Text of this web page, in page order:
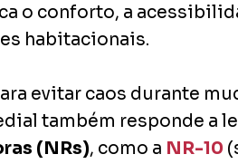
o conforto, a
habitacionais.
evitar caos durante
também responde a
(NRs), como a NR-10